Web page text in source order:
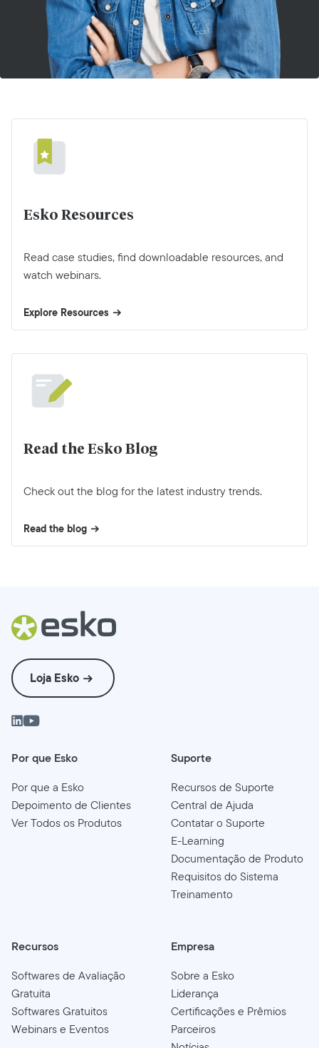
Esko Resources
Read case studies, find downloadable resources, and
watch webinars.
Explore Resources
Read the Esko Blog
Check out the blog for the latest industry trends.
Read the blog
Loja Esko
Por que Esko
Por que a Esko
Depoimento de Clientes
Ver Todos os Produtos
Suporte
Recursos de Suporte
Central de Ajuda
Contatar o Suporte
E-Learning
Documentação de Produto
Requisitos do Sistema
Treinamento
Recursos
Softwares de Avaliação
Gratuita
Softwares Gratuitos
Webinars e Eventos
Empresa
Sobre a Esko
Liderança
Certificações e Prêmios
Parceiros